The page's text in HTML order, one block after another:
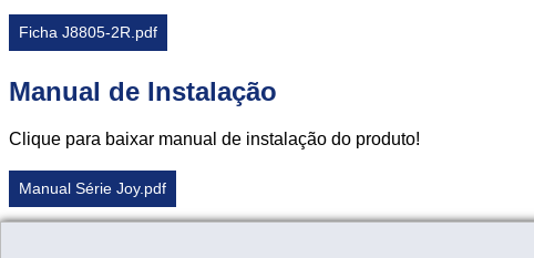
Ficha J8805-2R.pdf
Manual de Instalação
Clique para baixar manual de instalação do produto!
Manual Série Joy.pdf